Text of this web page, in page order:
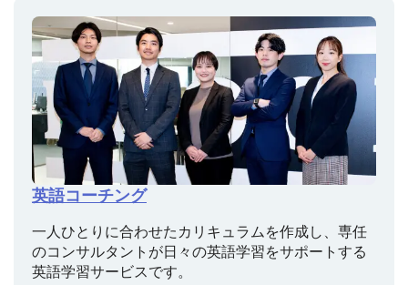
英語コーチング
一人ひとりに合わせたカリキュラムを作成し、専任
のコンサルタントが日々の英語学習をサポートする
英語学習サービスです。